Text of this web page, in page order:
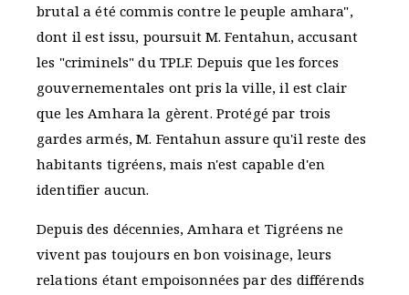
brutal a été commis contre le peuple amhara",
dont il est issu, poursuit M. Fentahun, accusant
les "criminels" du TPLF. Depuis que les forces
gouvernementales ont pris la ville, il est clair
que les Amhara la gèrent. Protégé par trois
gardes armés, M. Fentahun assure qu'il reste des
habitants tigréens, mais n'est capable d'en
identifier aucun.
Depuis des décennies, Amhara et Tigréens ne
vivent pas toujours en bon voisinage, leurs
relations étant empoisonnées par des différends